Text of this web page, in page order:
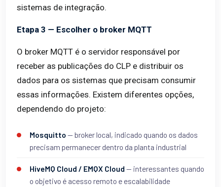
sistemas de integração.
Etapa 3 — Escolher o broker MQTT
O broker MQTT é o servidor responsável por
receber as publicações do CLP e distribuir os
dados para os sistemas que precisam consumir
essas informações. Existem diferentes opções,
dependendo do projeto:
Mosquitto — broker local, indicado quando os dados
precisam permanecer dentro da planta industrial
HiveMQ Cloud / EMQX Cloud — interessantes quando
o objetivo é acesso remoto e escalabilidade